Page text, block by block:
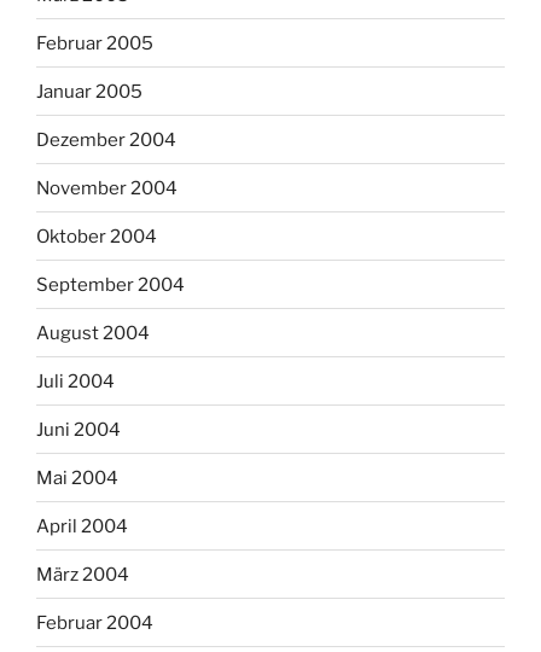
Februar 2005
Januar 2005
Dezember 2004
November 2004
Oktober 2004
September 2004
August 2004
Juli 2004
Juni 2004
Mai 2004
April 2004
März 2004
Februar 2004